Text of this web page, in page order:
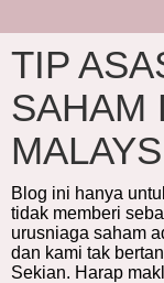
TIP
SAHAM
Blog ini hanya
tidak memberi
urusniaga saham
dan kami tak
Sekian. Harap